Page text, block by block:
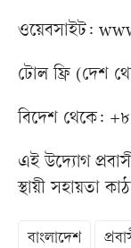
ওয়েবসাইট:
টোল ফ্রি (দেশ
বিদেশ থেকে:
এই উদ্যোগ
স্থায়ী সহায়তা
বাংলাদেশ